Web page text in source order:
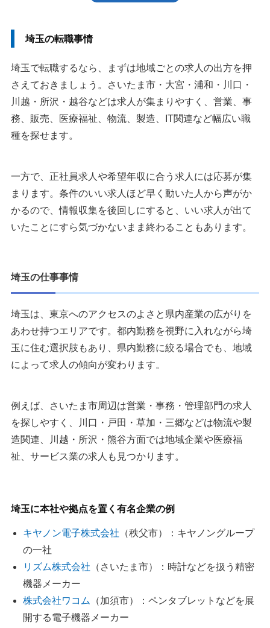
埼玉の転職で転職エージェントを使うべき3つの理由
1.埼玉の非公開求人を紹介してもらえる場合がある
2.埼玉の企業に合わせた選考対策ができる
3.年収や入社条件の交渉を相談できる
リクルートエージェントとdodaはどっちがいい？
埼玉の転職におすすめの転職エージェント・支援サービス8選
1：リクルートエージェント｜埼玉の求人を幅広く見たい
方におすすめ
4：マイナビエージェント｜20代・第二新卒の埼玉転職に
6：LHH転職エージェント｜専門職や働き方も重視したい
方におすすめ
7：富士ヒューマンテック｜埼玉の地域密着型エージェン
トを使いたい方におすすめ
埼玉で転職サイトも併用するならどう使う？
埼玉で転職エージェントを活用する際の注意点
1.登録後は1～2週間に一度は連絡を入れる
2.過去の経歴やスキルに嘘をつかない
3.同じ案件に複数の転職エージェントから応募しない
4.合わない担当エージェントは変更してもらう
埼玉の転職事情
埼玉で転職するなら、まずは地域ごとの求人の出方を押
さえておきましょう。さいたま市・大宮・浦和・川口・
川越・所沢・越谷などは求人が集まりやすく、営業、事
務、販売、医療福祉、物流、製造、IT関連など幅広い職
種を探せます。
一方で、正社員求人や希望年収に合う求人には応募が集
まります。条件のいい求人ほど早く動いた人から声がか
かるので、情報収集を後回しにすると、いい求人が出て
いたことにすら気づかないまま終わることもあります。
埼玉の仕事事情
埼玉は、東京へのアクセスのよさと県内産業の広がりを
あわせ持つエリアです。都内勤務を視野に入れながら埼
玉に住む選択肢もあり、県内勤務に絞る場合でも、地域
によって求人の傾向が変わります。
例えば、さいたま市周辺は営業・事務・管理部門の求人
を探しやすく、川口・戸田・草加・三郷などは物流や製
造関連、川越・所沢・熊谷方面では地域企業や医療福
祉、サービス業の求人も見つかります。
埼玉に本社や拠点を置く有名企業の例
キヤノン電子株式会社 （秩父市）：キヤノングループ
の一社
リズム株式会社 （さいたま市）：時計などを扱う精密
機器メーカー
株式会社ワコム
（加須市）：ペンタブレットなどを展
開する電子機器メーカー